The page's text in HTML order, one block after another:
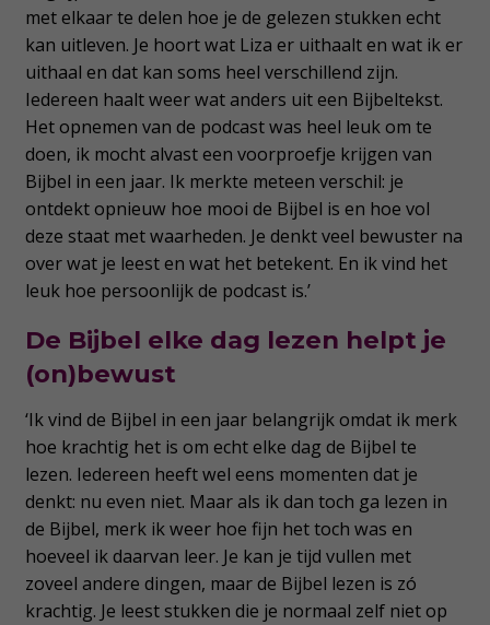
met elkaar te delen hoe je de gelezen stukken echt
kan uitleven. Je hoort wat Liza er uithaalt en wat ik er
uithaal en dat kan soms heel verschillend zijn.
Iedereen haalt weer wat anders uit een Bijbeltekst.
Het opnemen van de podcast was heel leuk om te
doen, ik mocht alvast een voorproefje krijgen van
Bijbel in een jaar. Ik merkte meteen verschil: je
ontdekt opnieuw hoe mooi de Bijbel is en hoe vol
deze staat met waarheden. Je denkt veel bewuster na
over wat je leest en wat het betekent. En ik vind het
leuk hoe persoonlijk de podcast is.’
De Bijbel elke dag lezen helpt je
(on)bewust
‘Ik vind de Bijbel in een jaar belangrijk omdat ik merk
hoe krachtig het is om echt elke dag de Bijbel te
lezen. Iedereen heeft wel eens momenten dat je
denkt: nu even niet. Maar als ik dan toch ga lezen in
de Bijbel, merk ik weer hoe fijn het toch was en
hoeveel ik daarvan leer. Je kan je tijd vullen met
zoveel andere dingen, maar de Bijbel lezen is zó
krachtig. Je leest stukken die je normaal zelf niet op